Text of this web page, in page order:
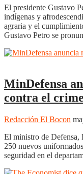
El presidente Gustavo
indígenas y
agraria y el
Gustavo Petro se
MinDefensa
contra el
Redacción El Bocon
El ministro de Defensa,
250 nuevos
seguridad en el